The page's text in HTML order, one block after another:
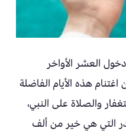
مع دخول العشر الأواخر
هذه الأيام الفاضلة
والصلاة على النبي،
التي هي خير من ألف